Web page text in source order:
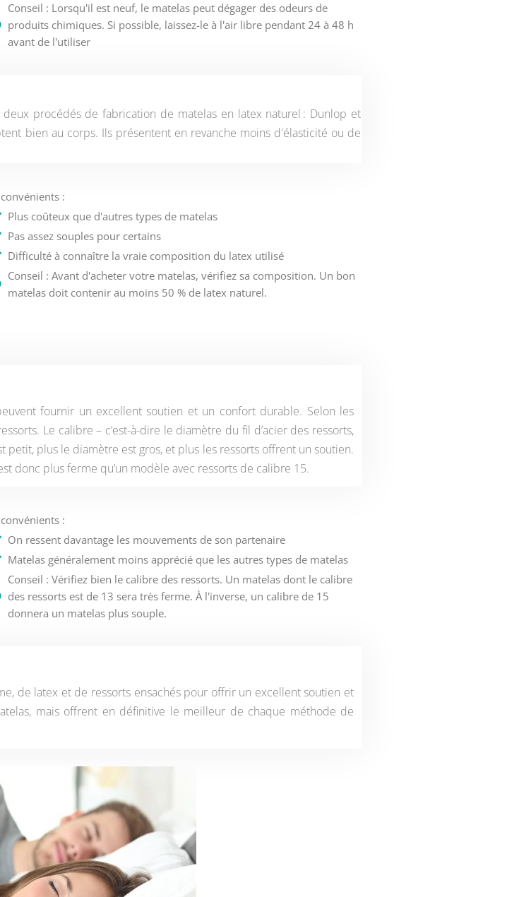
Conseil : Lorsqu'il est neuf, le matelas peut dégager des odeurs de
produits chimiques. Si possible, laissez-le à l'air libre pendant 24 à 48 h
avant de l'utiliser
procédés de fabrication de matelas en latex naturel : Dunlop et
bien au corps. Ils présentent en revanche moins d'élasticité ou de
:
Plus coûteux que d'autres types de matelas
Pas assez souples pour certains
Difficulté à connaître la vraie composition du latex utilisé
Conseil : Avant d'acheter votre matelas, vérifiez sa composition. Un bon
matelas doit contenir au moins 50 % de latex naturel.
fournir un excellent soutien et un confort durable. Selon les
Le calibre – c’est-à-dire le diamètre du fil d’acier des ressorts,
plus le diamètre est gros, et plus les ressorts offrent un soutien.
donc plus ferme qu’un modèle avec ressorts de calibre 15.
:
On ressent davantage les mouvements de son partenaire
Matelas généralement moins apprécié que les autres types de matelas
Conseil : Vérifiez bien le calibre des ressorts. Un matelas dont le calibre
des ressorts est de 13 sera très ferme. À l'inverse, un calibre de 15
donnera un matelas plus souple.
de latex et de ressorts ensachés pour offrir un excellent soutien et
mais offrent en définitive le meilleur de chaque méthode de